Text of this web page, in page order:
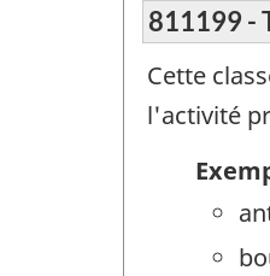
811199 -
Cette
l'activité